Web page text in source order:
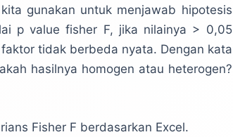
gunakan untuk menjawab hipotesis
p value fisher F, jika nilainya > 0,05
tidak berbeda nyata. Dengan kata
hasilnya homogen atau heterogen?
Fisher F berdasarkan Excel.